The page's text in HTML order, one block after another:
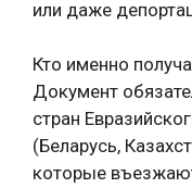
или даже
Кто именно
Документ
стран
(Беларусь,
которые